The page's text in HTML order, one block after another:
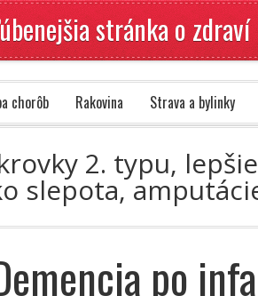
stránka o zdraví
chorôb Rakovina Strava a bylinky
2. typu,
slepota,
po